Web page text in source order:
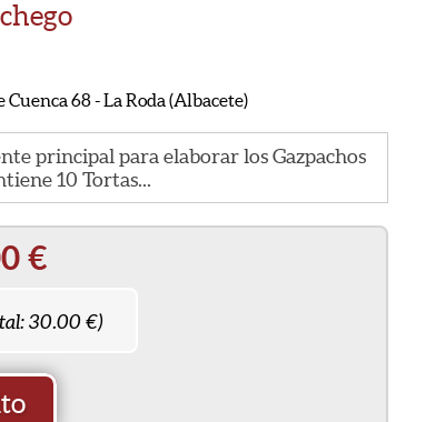
68 - La Roda (Albacete)
principal para elaborar los Gazpachos
10 Tortas...
€
30.00 €)